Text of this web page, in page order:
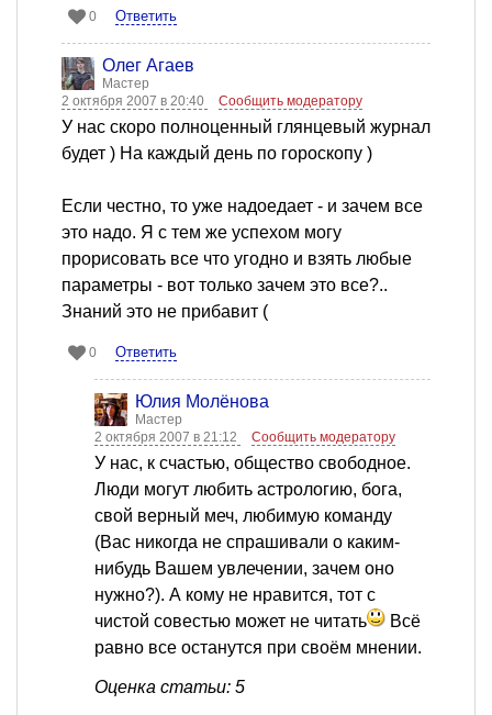
0 Ответить
Олег Агаев
Мастер
2 октября 2007 в 20:40
Сообщить модератору
У нас скоро полноценный глянцевый журнал
будет ) На каждый день по гороскопу )
Если честно, то уже надоедает - и зачем все
это надо. Я с тем же успехом могу
прорисовать все что угодно и взять любые
параметры - вот только зачем это все?..
Знаний это не прибавит (
0 Ответить
Юлия Молёнова
Мастер
2 октября 2007 в 21:12
Сообщить модератору
У нас, к счастью, общество свободное.
Люди могут любить астрологию, бога,
свой верный меч, любимую команду
(Вас никогда не спрашивали о каким-
нибудь Вашем увлечении, зачем оно
нужно?). А кому не нравится, тот с
чистой совестью может не читать
Всё
равно все останутся при своём мнении.
Оценка статьи: 5